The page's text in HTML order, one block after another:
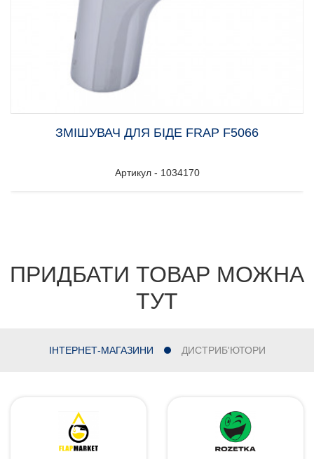
ЗМІШУВАЧ ДЛЯ БІДЕ FRAP F5066
Артикул - 1034170
ПРИДБАТИ ТОВАР МОЖНА
ТУТ
ІНТЕРНЕТ-МАГАЗИНИ ДИСТРИБ'ЮТОРИ